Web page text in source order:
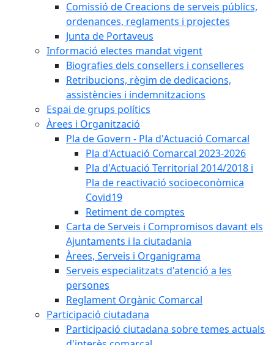
Comissió de Creacions de serveis públics,
ordenances, reglaments i projectes
Junta de Portaveus
Informació electes mandat vigent
Biografies dels consellers i conselleres
Retribucions, règim de dedicacions,
assistències i indemnitzacions
Espai de grups polítics
Àrees i Organització
Pla de Govern - Pla d'Actuació Comarcal
Pla d'Actuació Comarcal 2023-2026
Pla d'Actuació Territorial 2014/2018 i
Pla de reactivació socioeconòmica
Covid19
Retiment de comptes
Carta de Serveis i Compromisos davant els
Ajuntaments i la ciutadania
Àrees, Serveis i Organigrama
Serveis especialitzats d'atenció a les
persones
Reglament Orgànic Comarcal
Participació ciutadana
Participació ciutadana sobre temes actuals